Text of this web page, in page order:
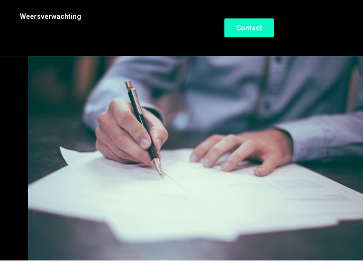
Weersverwachting
Contact